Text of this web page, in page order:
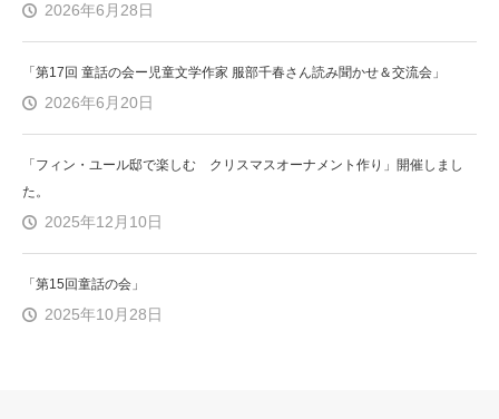
2026年6月28日
「第17回 童話の会ー児童文学作家 服部千春さん読み聞かせ＆交流会」
2026年6月20日
「フィン・ユール邸で楽しむ クリスマスオーナメント作り」開催しまし
た。
2025年12月10日
「第15回童話の会」
2025年10月28日